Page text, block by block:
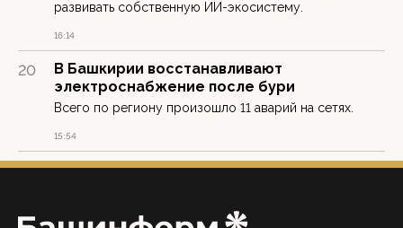
развивать собственную ИИ-экосистему.
16:14
20
В Башкирии восстанавливают
электроснабжение после бури
Всего по региону произошло 11 аварий на сетях.
15:54